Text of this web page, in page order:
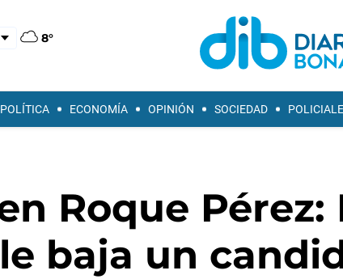
8°
POLÍTICA ECONOMÍA OPINIÓN SOCIEDAD
Roque Pérez:
baja un